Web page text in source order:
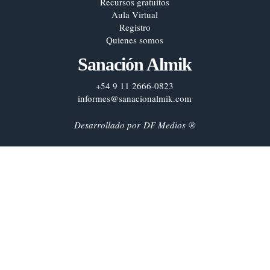
Aula Virtual
Registro
Quienes somos
Sanación Almik
+54 9 11 2666-0823
informes@sanacionalmik.com
Desarrollado porDF Medios ®